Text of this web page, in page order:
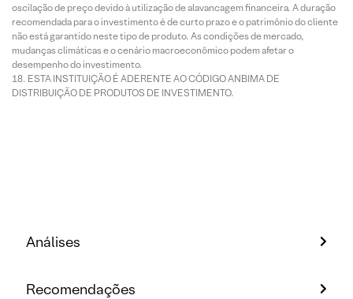
oscilação de preço devido à utilização de alavancagem financeira. A duração
recomendada para o investimento é de curto prazo e o patrimônio do cliente
não está garantido neste tipo de produto. As condições de mercado,
mudanças climáticas e o cenário macroeconômico podem afetar o
desempenho do investimento.
ESTA INSTITUIÇÃO É ADERENTE AO CÓDIGO ANBIMA DE
DISTRIBUIÇÃO DE PRODUTOS DE INVESTIMENTO.
Análises
Recomendações